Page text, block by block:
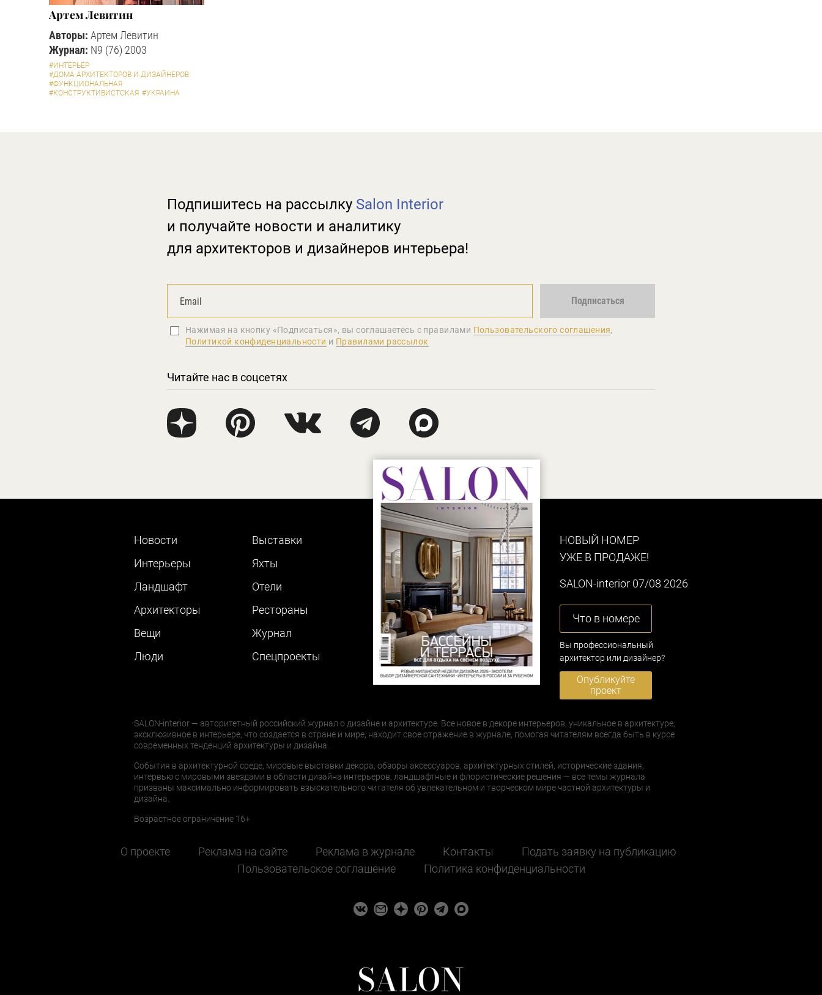
Артем Левитин
Авторы: Артем Левитин
Журнал: N9 (76) 2003
#ИНТЕРЬЕР
#ДОМА АРХИТЕКТОРОВ И ДИЗАЙНЕРОВ
#ФУНКЦИОНАЛЬНАЯ
#КОНСТРУКТИВИСТСКАЯ #УКРАИНА
Подпишитесь на рассылку Salon Interior
и получайте новости и аналитику
для архитекторов и дизайнеров интерьера!
Подписаться
Нажимая на кнопку «Подписаться», вы соглашаетеcь с правилами Пользовательского соглашения,
Политикой конфиденциальности и Правилами рассылок
Читайте нас в соцсетях
Новости
Интерьеры
Ландшафт
Архитекторы
Вещи
Люди
Выставки
Яхты
Отели
Рестораны
Журнал
Cпецпроекты
НОВЫЙ НОМЕР
УЖЕ В ПРОДАЖЕ!
SALON-interior 07/08 2026
Что в номере
Вы профессиональный
архитектор или дизайнер?
Опубликуйте
проект
SALON-interior — авторитетный российский журнал о дизайне и архитектуре. Все новое в декоре интерьеров, уникальное в архитектуре,
эксклюзивное в интерьере, что создается в стране и мире, находит свое отражение в журнале, помогая читателям всегда быть в курсе
современных тенденций архитектуры и дизайна.
События в архитектурной среде, мировые выставки декора, обзоры аксессуаров, архитектурных стилей, исторические здания,
интервью с мировыми звездами в области дизайна интерьеров, ландшафтные и флористические решения — все темы журнала
призваны максимально информировать взыскательного читателя об увлекательном и творческом мире частной архитектуры и
дизайна.
Возрастное ограничение 16+
О проекте Реклама на сайте Реклама в журнале Контакты
Подать заявку на публикацию
Пользовательское соглашение
Политика конфиденциальности